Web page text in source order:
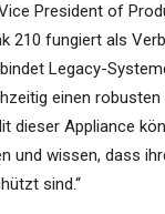
President of
210 fungiert als
Legacy-
einen
dieser Appliance
und wissen, dass
sind.“